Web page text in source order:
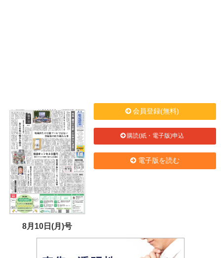
8月10日(月)号
会員登録(無料)
購読(紙・電子版)申込
電子版を読む